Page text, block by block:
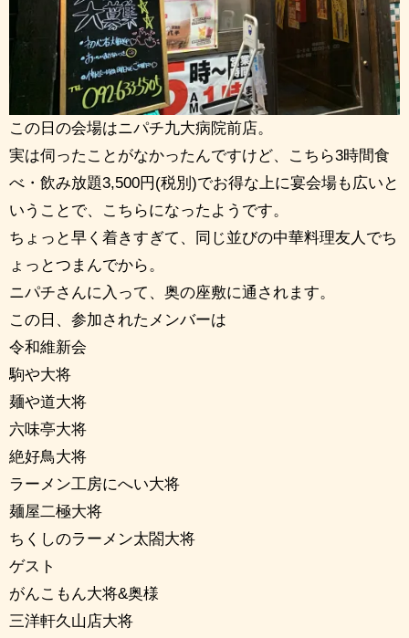
この日の会場はニパチ九大病院前店。
実は伺ったことがなかったんですけど、こちら3時間食
べ・飲み放題3,500円(税別)でお得な上に宴会場も広いと
いうことで、こちらになったようです。
ちょっと早く着きすぎて、同じ並びの中華料理友人でち
ょっとつまんでから。
ニパチさんに入って、奥の座敷に通されます。
この日、参加されたメンバーは
令和維新会
駒や大将
麺や道大将
六味亭大将
絶好鳥大将
ラーメン工房にへい大将
麺屋二極大将
ちくしのラーメン太閤大将
ゲスト
がんこもん大将&奥様
三洋軒久山店大将